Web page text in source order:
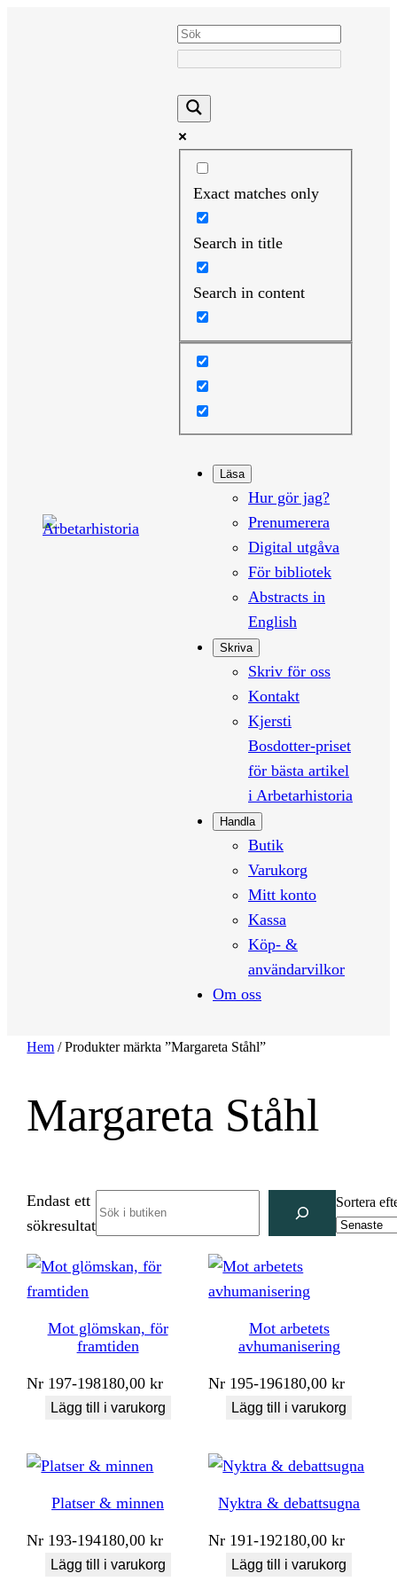
Exact matches only
Search in title
Search in content
Läsa
Hur gör jag?
Prenumerera
Digital utgåva
För bibliotek
Abstracts in
English
Skriva
Skriv för oss
Kontakt
Kjersti
Bosdotter-priset
för bästa artikel
i Arbetarhistoria
Handla
Butik
Varukorg
Mitt konto
Kassa
Köp- &
användarvilkor
Om oss
Hem / Produkter märkta ”Margareta Ståhl”
Margareta Ståhl
Endast ett
sökresultat
Sortera
Mot glömskan, för
framtiden
Nr 197-198180,00kr
Lägg till i varukorg
Mot arbetets
avhumanisering
Nr 195-196180,00kr
Lägg till i varukorg
Platser & minnen
Nr 193-194180,00kr
Lägg till i varukorg
Nyktra & debattsugna
Nr 191-192180,00kr
Lägg till i varukorg